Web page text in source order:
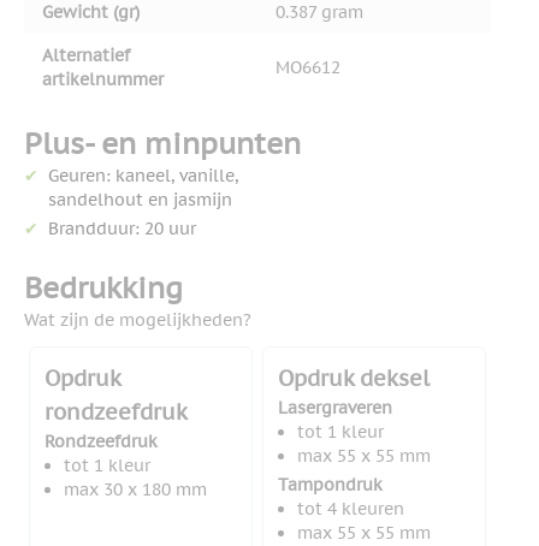
Gewicht (gr)
0.387 gram
Alternatief
artikelnummer
MO6612
Plus- en minpunten
Geuren: kaneel, vanille,
sandelhout en jasmijn
Brandduur: 20 uur
Bedrukking
Wat zijn de mogelijkheden?
Opdruk
rondzeefdruk
Rondzeefdruk
tot 1 kleur
max 30 x 180 mm
Opdruk deksel
Lasergraveren
tot 1 kleur
max 55 x 55 mm
Tampondruk
tot 4 kleuren
max 55 x 55 mm